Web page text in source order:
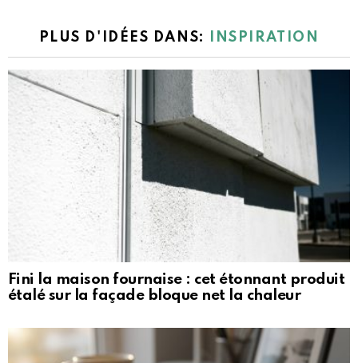
PLUS D'IDÉES DANS: INSPIRATION
Fini la maison fournaise : cet étonnant produit
étalé sur la façade bloque net la chaleur